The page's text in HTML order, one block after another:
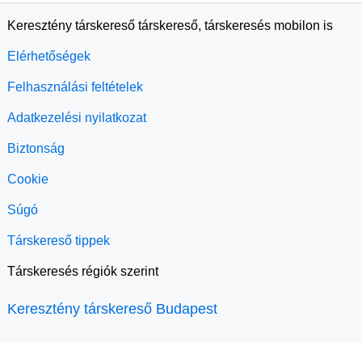
Keresztény társkereső társkereső, társkeresés mobilon is
Elérhetőségek
Felhasználási feltételek
Adatkezelési nyilatkozat
Biztonság
Cookie
Súgó
Társkereső tippek
Társkeresés régiók szerint
Keresztény társkereső Budapest